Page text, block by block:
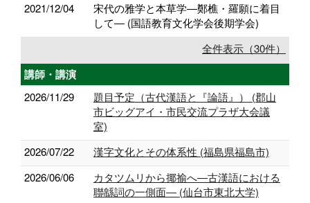
2021/12/04
宋代の雅学と本草学―鄭樵・羅願に着目
して― (国語教育文化学会後期学会)
全件表示（30件）
講師・講演
2026/11/29
題目予定（古代漢語と『論語』） (郡山
市ビッグアイ・市民交流プラザ大会議
室)
2026/07/22
漢字文化とその体系性 (福島県福島市)
2026/06/06
カタツムリから揶揄へ―古漢語における
聯緜詞の一側面― (仙台市東北大学)